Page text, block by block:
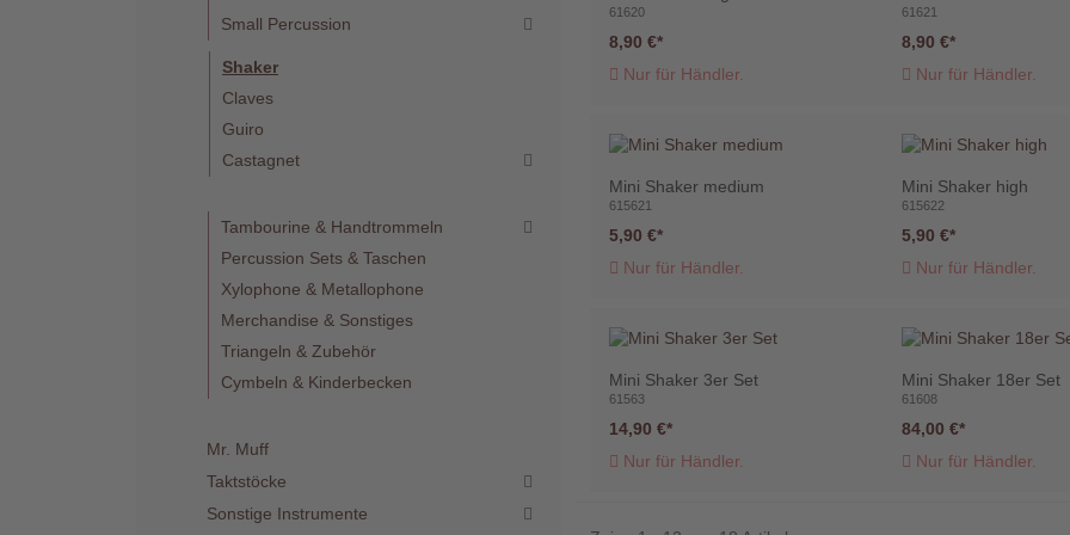
Small Percussion
Shaker
Claves
Guiro
Castagnet
Tambourine & Handtrommeln
Percussion Sets & Taschen
Xylophone & Metallophone
Merchandise & Sonstiges
Triangeln & Zubehör
Cymbeln & Kinderbecken
Mr. Muff
Taktstöcke
Sonstige Instrumente
61620
8,90 €
Nur für Händler.
61621
8,90 €
Nur für Händler.
Mini Shaker medium
615621
5,90 €
Nur für Händler.
Mini Shaker high
615622
5,90 €
Nur für Händler.
Mini Shaker 3er Set
61563
14,90 €
Nur für Händler.
Mini Shaker 18er Set
61608
84,00 €
Nur für Händler.